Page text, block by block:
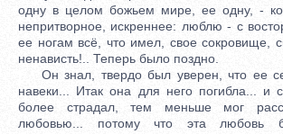
одну в целом божьем мире, ее одну, -
непритворное, искреннее: люблю - с
ее ногам всё, что имел, свое сокровище,
ненависть!.. Теперь было поздно.
Он знал, твердо был уверен, что ее
навеки... Итак она для него погибла... и
более страдал, тем меньше мог
любовью... потому что эта любовь